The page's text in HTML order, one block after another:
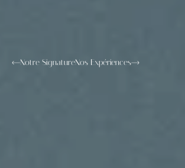
Notre SignatureNos Expériences